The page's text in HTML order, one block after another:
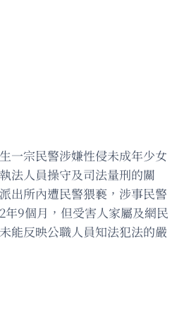
一宗民警涉嫌性侵未成年少女
法人員操守及司法量刑的關
出所內遭民警猥褻，涉事民警
年9個月，但受害人家屬及網民
能反映公職人員知法犯法的嚴